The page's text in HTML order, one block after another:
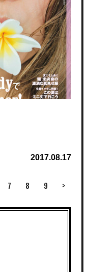
2017.08.17
7 8 9 >